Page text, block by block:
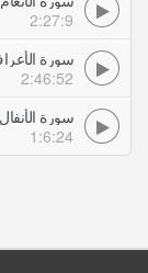
2:27:9
سورة
2:46:52
سورة
1:6:24